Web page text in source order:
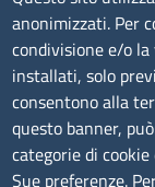
Albo Online
Bandi e concorsi
Segnalazioni
anonimizzati. Per
condivisione e/o
installati, solo
consentono alla
questo banner,
categorie di
Sue preferenze.